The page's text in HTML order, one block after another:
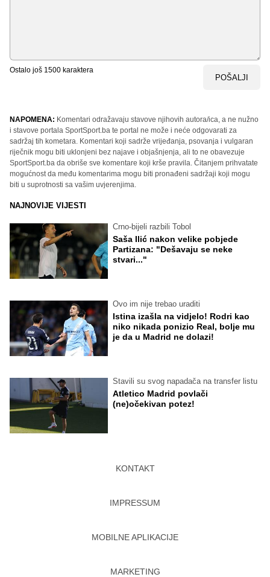
Ostalo još 1500 karaktera
POŠALJI
NAPOMENA: Komentari odražavaju stavove njihovih autora/ica, a ne nužno
i stavove portala SportSport.ba te portal ne može i neće odgovarati za
sadržaj tih kometara. Komentari koji sadrže vrijeđanja, psovanja i vulgaran
riječnik mogu biti uklonjeni bez najave i objašnjenja, ali to ne obavezuje
SportSport.ba da obriše sve komentare koji krše pravila. Čitanjem prihvatate
mogućnost da među komentarima mogu biti pronađeni sadržaji koji mogu
biti u suprotnosti sa vašim uvjerenjima.
NAJNOVIJE VIJESTI
Crno-bijeli razbili Tobol
Saša Ilić nakon velike pobjede
Partizana: "Dešavaju se neke
stvari..."
Ovo im nije trebao uraditi
Istina izašla na vidjelo! Rodri kao
niko nikada ponizio Real, bolje mu
je da u Madrid ne dolazi!
Stavili su svog napadača na transfer listu
Atletico Madrid povlači
(ne)očekivan potez!
KONTAKT
IMPRESSUM
MOBILNE APLIKACIJE
MARKETING